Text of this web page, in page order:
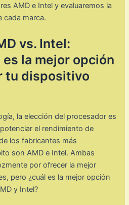
AMD e Intel y evaluaremos la
cada marca.
vs. Intel:
la mejor opción
tu dispositivo
la elección del procesador es
el rendimiento de
los fabricantes más
son AMD e Intel. Ambas
por ofrecer la mejor
pero ¿cuál es la mejor opción
y Intel?